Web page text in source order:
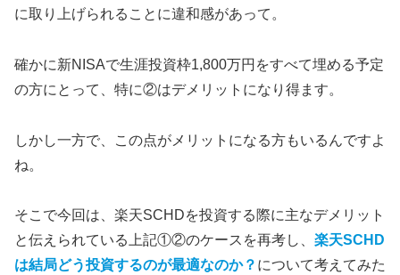
に取り上げられることに違和感があって。
確かに新NISAで生涯投資枠1,800万円をすべて埋める予定
の方にとって、特に②はデメリットになり得ます。
しかし一方で、この点がメリットになる方もいるんですよ
ね。
そこで今回は、楽天SCHDを投資する際に主なデメリット
と伝えられている上記①②のケースを再考し、 楽天SCHD
は結局どう投資するのが最適なのか？ について考えてみた